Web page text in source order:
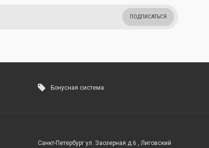
ПОДПИСАТЬСЯ
Бонусная система
Санкт-Петербург ул. Заозерная д.6 , Лиговский